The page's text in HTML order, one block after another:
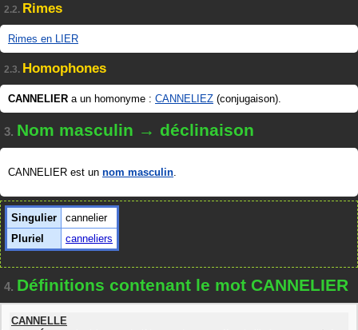
2.2. Rimes
Rimes en LIER
2.3. Homophones
CANNELIER a un homonyme : CANNELIEZ (conjugaison).
3. Nom masculin → déclinaison
CANNELIER est un nom masculin.
Singulier
cannelier
Pluriel
canneliers
4. Définitions contenant le mot CANNELIER
CANNELLE